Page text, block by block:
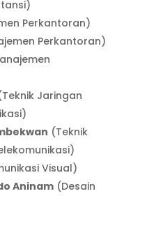
Perkantoran)
Perkantoran)
Jaringan
(Teknik
Visual)
Aninam(Desain